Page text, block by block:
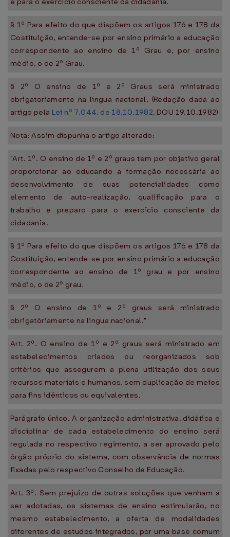
§ 1º Para efeito do que dispõem os artigos 176 e 178 da
Costituição, entende-se por ensino primário a educação
correspondente ao ensino de 1º Grau e, por ensino
médio, o de 2º Grau.
§ 2º O ensino de 1º e 2º Graus será ministrado
obrigatoriamente na língua nacional. (Redação dada ao
artigo pela Lei nº 7.044, de 18.10.1982, DOU 19.10.1982)
Nota: Assim dispunha o artigo alterado:
"Art. 1º. O ensino de 1º e 2º graus tem por objetivo geral
proporcionar ao educando a formação necessária ao
desenvolvimento de suas potencialidades como
elemento de auto-realização, qualificação para o
trabalho e preparo para o exercício consciente da
cidadania.
§ 1º Para efeito do que dispõem os artigos 176 e 178 da
Costituição, entende-se por ensino primário a educação
correspondente ao ensino de 1º grau e por ensino
médio, o de 2º grau.
§ 2º O ensino de 1º e 2º graus será ministrado
obrigatóriamente na língua nacional."
Art. 2º. O ensino de 1º e 2º graus será ministrado em
estabelecimentos criados ou reorganizados sob
critérios que assegurem a plena utilização dos seus
recursos materiais e humanos, sem duplicação de meios
para fins idênticos ou equivalentes.
Parágrafo único. A organização administrativa, didática e
disciplinar de cada estabelecimento do ensino será
regulada no respectivo regimento, a ser aprovado pelo
órgão próprio do sistema, com observância de normas
fixadas pelo respectivo Conselho de Educação.
Art. 3º. Sem prejuízo de outras soluções que venham a
ser adotadas, os sistemas de ensino estimularão, no
mesmo estabelecimento, a oferta de modalidades
diferentes de estudos integrados, por uma base comum